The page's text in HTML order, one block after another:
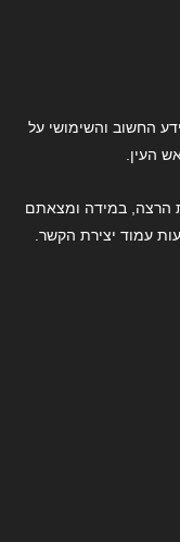
החשוב והשימושי על
העין.
הרצה, במידה ומצאתם
עמוד יצירת הקשר.